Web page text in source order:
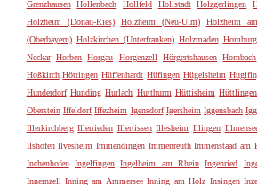
Grenzhausen
Hollenbach Hollfeld Hollstadt Holzgerlingen
Holzheim (Donau-Ries)
Holzheim (Neu-Ulm) Holzheim
(Oberbayern) Holzkirchen (Unterfranken) Holzmaden Homburg
Neckar Horben Horgau Horgenzell Hörgertshausen Hornbach
Hoßkirch Höttingen Hüffenhardt Hüfingen Hügelsheim
Hunderdorf Hunding Hurlach Hutthurm Hüttisheim Hüttlingen
Oberstein Iffeldorf Iffezheim Igensdorf Igersheim Iggensbach
Illerkirchberg Illerrieden Illertissen Illesheim Illingen
Ilshofen Ilvesheim Immendingen Immenreuth Immenstaad am
Inchenhofen Ingelfingen Ingelheim am Rhein Ingenried
Innernzell Inning am Ammersee Inning am Holz Insingen